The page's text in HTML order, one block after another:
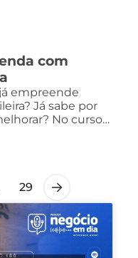
com
empreende
Já sabe por
No curso…
29